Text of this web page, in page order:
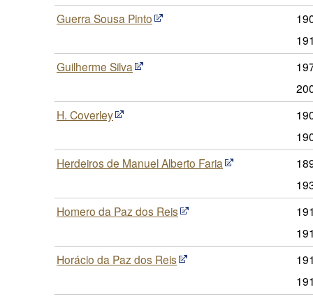
Guerra Sousa Pinto
Guilherme Silva
H. Coverley
Herdeiros de Manuel Alberto Faria
Homero da Paz dos Reis
Horácio da Paz dos Reis